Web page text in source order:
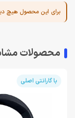
برای این محصول هیچ
محصولات
با گارانتی اصلی